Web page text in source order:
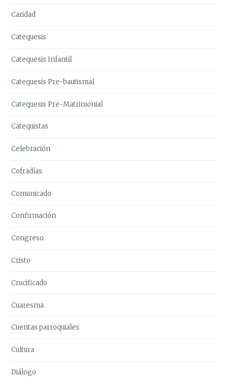
Caridad
Catequesis
Catequesis Infantil
Catequesis Pre-bautismal
Catequesis Pre-Matrimonial
Catequistas
Celebración
Cofradías
Comunicado
Confirmación
Congreso
Cristo
Crucificado
Cuaresma
Cuentas parroquiales
Cultura
Diálogo